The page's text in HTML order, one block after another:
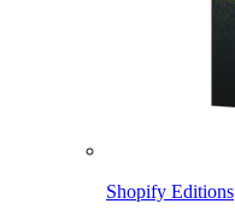
Shopify Editions